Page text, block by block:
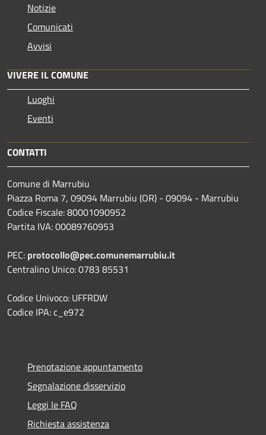
Notizie
Comunicati
Avvisi
VIVERE IL COMUNE
Luoghi
Eventi
CONTATTI
Comune di Marrubiu
Piazza Roma 7, 09094 Marrubiu (OR) - 09094 - Marrubiu
Codice Fiscale: 80001090952
Partita IVA: 00089760953
PEC: protocollo@pec.comunemarrubiu.it
Centralino Unico: 0783 85531
Codice Univoco: UFFRDW
Codice IPA: c_e972
Prenotazione appuntamento
Segnalazione disservizio
Leggi le FAQ
Richiesta assistenza